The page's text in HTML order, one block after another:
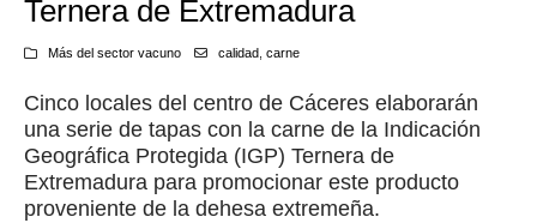
Ternera de Extremadura
Más del sector vacuno calidad, carne
Cinco locales del centro de Cáceres elaborarán
una serie de tapas con la carne de la Indicación
Geográfica Protegida (IGP) Ternera de
Extremadura para promocionar este producto
proveniente de la dehesa extremeña.